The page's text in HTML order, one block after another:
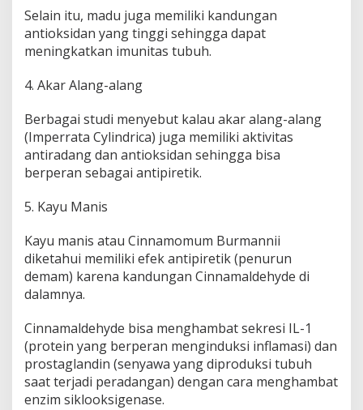
Selain itu, madu juga memiliki kandungan
antioksidan yang tinggi sehingga dapat
meningkatkan imunitas tubuh.
4. Akar Alang-alang
Berbagai studi menyebut kalau akar alang-alang
(Imperrata Cylindrica) juga memiliki aktivitas
antiradang dan antioksidan sehingga bisa
berperan sebagai antipiretik.
5. Kayu Manis
Kayu manis atau Cinnamomum Burmannii
diketahui memiliki efek antipiretik (penurun
demam) karena kandungan Cinnamaldehyde di
dalamnya.
Cinnamaldehyde bisa menghambat sekresi IL-1
(protein yang berperan menginduksi inflamasi) dan
prostaglandin (senyawa yang diproduksi tubuh
saat terjadi peradangan) dengan cara menghambat
enzim siklooksigenase.